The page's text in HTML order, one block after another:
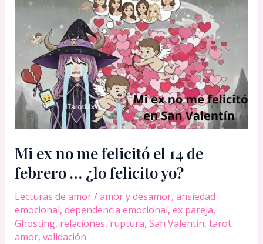
doler
Mi ex no me felicitó el 14 de
febrero … ¿lo felicito yo?
Lecturas de amor/amor y desamor, ansiedad
emocional, dependencia emocional, ex pareja,
Ghosting, relaciones, ruptura, San Valentín, tarot
amor, validación